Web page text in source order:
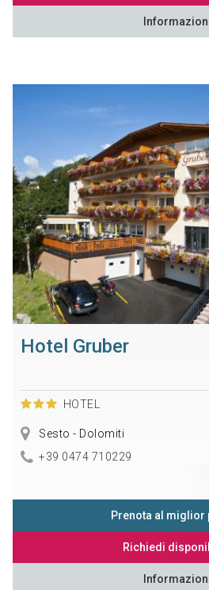
Hotel Gruber
HOTEL
Sesto - Dolomiti
+39 0474 710229
Prenota al miglior
Richiedi